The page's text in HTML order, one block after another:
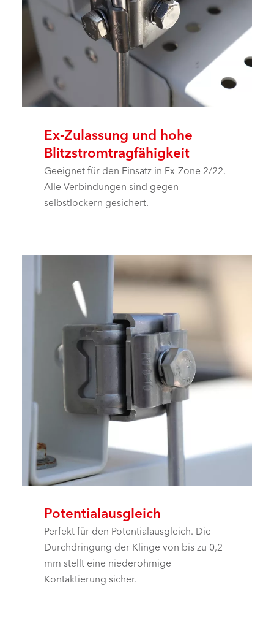
Ex-Zulassung und hohe
Blitzstromtragfähigkeit
Geeignet für den Einsatz in Ex-Zone 2/22.
Alle Verbindungen sind gegen
selbstlockern gesichert.
Potentialausgleich
Perfekt für den Potentialausgleich. Die
Durchdringung der Klinge von bis zu 0,2
mm stellt eine niederohmige
Kontaktierung sicher.